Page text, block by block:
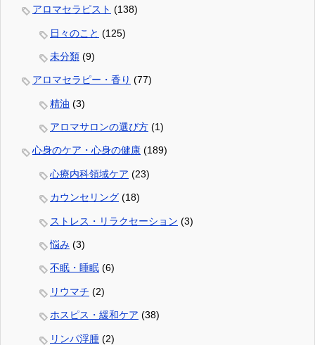
アロマセラピスト (138)
日々のこと (125)
未分類 (9)
アロマセラピー・香り (77)
精油 (3)
アロマサロンの選び方 (1)
心身のケア・心身の健康 (189)
心療内科領域ケア (23)
カウンセリング (18)
ストレス・リラクセーション (3)
悩み (3)
不眠・睡眠 (6)
リウマチ (2)
ホスピス・緩和ケア (38)
リンパ浮腫 (2)